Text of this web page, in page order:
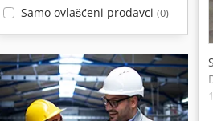
Samo ovlašćeni prodavci (0)